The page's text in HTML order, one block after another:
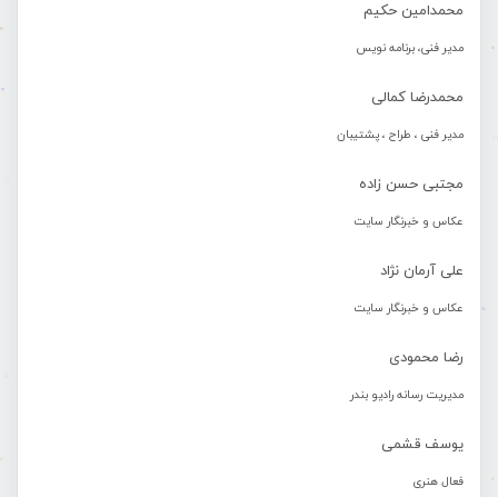
محمدامین حکیم
مدیر فنی، برنامه نویس
محمدرضا کمالی
مدیر فنی ، طراح ، پشتیبان
مجتبی حسن زاده
عکاس و خبرنگار سایت
علی آرمان نژاد
عکاس و خبرنگار سایت
رضا محمودی
مدیریت رسانه رادیو بندر
یوسف قشمی
فعال هنری